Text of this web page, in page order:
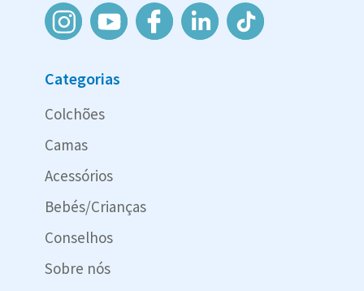
Categorias
Colchões
Camas
Acessórios
Bebés/Crianças
Conselhos
Sobre nós